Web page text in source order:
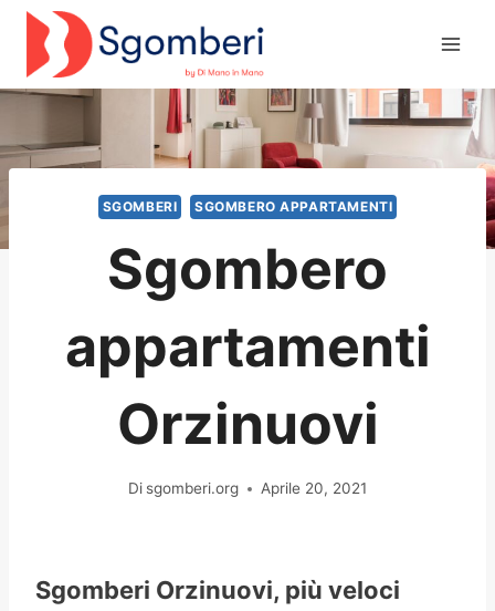
Salta
contenuto
SGOMBERI SGOMBERO APPARTAMENTI
Sgombero
appartamenti
Orzinuovi
Di sgomberi.org Aprile 20, 2021
Sgomberi Orzinuovi, più veloci